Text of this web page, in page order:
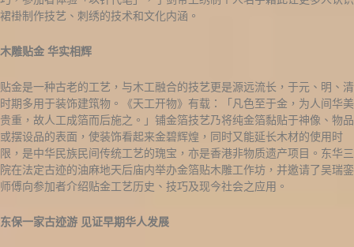
裙褂制作技艺、刺绣的技术和文化内涵。
木雕贴金 华实相辉
贴金是一种古老的工艺，与木工融合的技艺更是源远流长，于元、明、清
时期多用于装饰建筑物。《天工开物》有载：「凡色至于金，为人间华美
贵重，故人工成箔而后施之。」铺金箔技艺乃将纯金箔黏贴于神像、物品
或摆设品的表面，使装饰看起来金碧辉煌，同时又能延长木材的使用时
限，是中华民族民间传统工艺的瑰宝，亦是香港非物质遗产项目。东华三
院在法定古迹的油麻地天后庙内举办金箔贴木雕工作坊，并邀请了吴瑞銮
师傅向参加者介绍贴金工艺历史、技巧及现今社会之应用。
东保一家古迹游 见证早期华人发展